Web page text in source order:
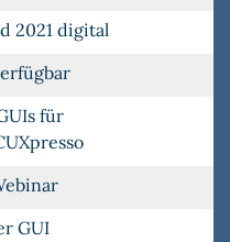
2021 digital
für
GUI